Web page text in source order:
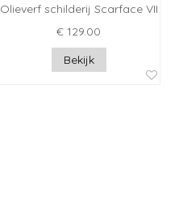
Olieverf schilderij Scarface VII
€ 129.00
Bekijk